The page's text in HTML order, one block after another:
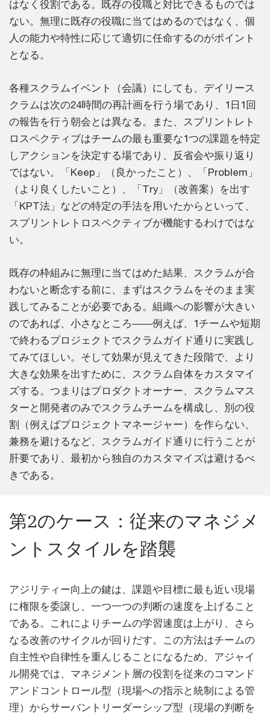
はなく役割である。既存の役職と対比できるものでは
ない。無理に既存の役職に当てはめるのではなく、個
人の能力や特性に応じて適切に任命するのがポイント
となる。
各種スクラムイベント（会議）にしても、デイリース
クラムは次の24時間の再計画を行う場であり、1日1回
の報告を行う朝会とは異なる。また、スプリントレト
ロスペクティブはチームの最も重要な1つの課題を特定
しアクションを決定する場であり、反省会や振り返り
ではない。「Keep」（良かったこと）、「Problem」
（より良くしたいこと）、「Try」（改善案）を出す
「KPT法」などの特定の手法を用いたからといって、
スプリントレトロスペクティブが機能するわけではな
い。
既存の枠組みに無理に当てはめた結果、スクラムが合
わないと断念する前に、まずはスクラムをそのまま実
践してみることが必要である。組織への影響が大きい
のであれば、小さなところ――例えば、1チームや短期
で終わるプロジェクトでスクラムガイド通りに実践し
てみてほしい。そして効果が見えてきた段階で、より
大きな効果を出すために、スクラム自体をカスタマイ
ズする。つまりはプロダクトオーナー、スクラムマス
ターと開発者のみでスクラムチームを構成し、別の役
割（例えばプロジェクトマネージャー）を作らない、
兼務を避けるなど、スクラムガイド通りに行うことが
肝要であり、最初から独自のカスタマイズは避けるべ
きである。
第2のケース：従来のマネジメ
ントスタイルを踏襲
アジリティー向上の鍵は、課題や目標に最も近い現場
に権限を委譲し、一つ一つの判断の速度を上げること
である。これによりチームの学習速度は上がり、さら
なる改善のサイクルが回りだす。この方法はチームの
自主性や自律性を重んじることになるため、アジャイ
ル開発では、マネジメント層の役割を従来のコマンド
アンドコントロール型（現場への指示と統制による管
理）からサーバントリーダーシップ型（現場の判断を